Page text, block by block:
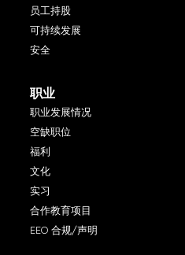
员工持股
可持续发展
安全
职业
职业发展情况
空缺职位
福利
文化
实习
合作教育项目
EEO 合规/声明